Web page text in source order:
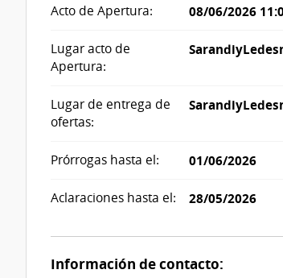
Acto de Apertura: 08/06/2026
Lugar acto de
Apertura:
Lugar de entrega de
ofertas:
Prórrogas hasta el: 01/06/2026
Aclaraciones hasta el: 28/05/2026
Información de contacto: